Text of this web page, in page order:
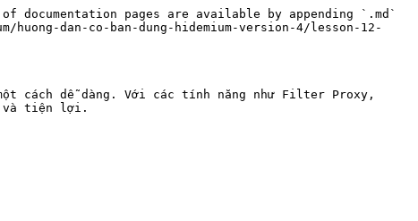
pages are available by appending `.md`
dan-co-ban-dung-hidemium-version-4/lesson-12-
cách dễ dàng. Với các tính năng như Filter Proxy,
và tiện lợi.